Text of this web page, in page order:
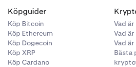
Köpguider
Köp Bitcoin
Köp Ethereum
Köp Dogecoin
Köp XRP
Köp Cardano
Vad
Vad är
Vad är
Bästa